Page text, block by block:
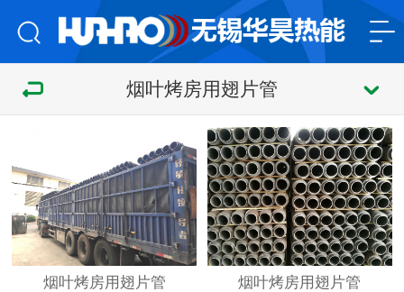
烟叶烤房用翅片管
烟叶烤房用翅片管 烟叶烤房用翅片管